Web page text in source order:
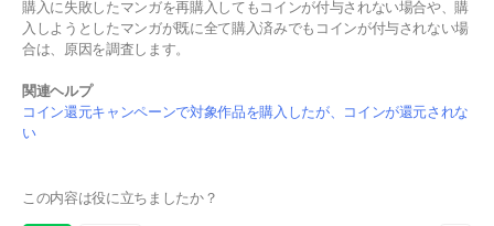
購入に失敗したマンガを再購入してもコインが付与されない場合や、購
入しようとしたマンガが既に全て購入済みでもコインが付与されない場
合は、原因を調査します。
関連ヘルプ
コイン還元キャンペーンで対象作品を購入したが、コインが還元されな
い
この内容は役に立ちましたか？